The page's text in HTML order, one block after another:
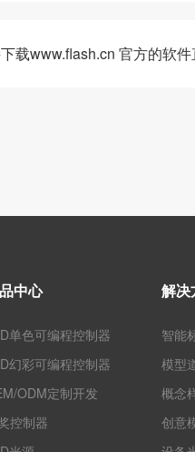
载www.flash.cn 官方的软件
中心
单色可编程控制器
幻彩可编程控制器
ODM定制开发
控制器
解决
智能
模型
概念
创意